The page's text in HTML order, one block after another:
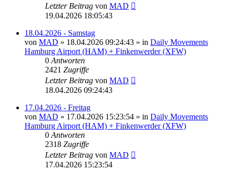
Letzter Beitrag von MAD
19.04.2026 18:05:43
18.04.2026 - Samstag
von MAD » 18.04.2026 09:24:43 » in Daily Movements
Hamburg Airport (HAM) + Finkenwerder (XFW)
0 Antworten
2421 Zugriffe
Letzter Beitrag von MAD
18.04.2026 09:24:43
17.04.2026 - Freitag
von MAD » 17.04.2026 15:23:54 » in Daily Movements
Hamburg Airport (HAM) + Finkenwerder (XFW)
0 Antworten
2318 Zugriffe
Letzter Beitrag von MAD
17.04.2026 15:23:54